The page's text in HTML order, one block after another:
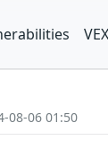
VEX
08-06 01:50